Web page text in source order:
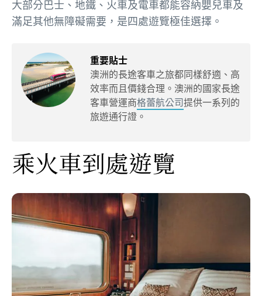
大部分巴士、地鐵、火車及電車都能容納嬰兒車及
滿足其他無障礙需要，是四處遊覽極佳選擇。
重要貼士
澳洲的長途客車之旅都同樣舒適、高
效率而且價錢合理。澳洲的國家長途
客車營運商格蕾航公司提供一系列的
旅遊通行證。
乘火車到處遊覽